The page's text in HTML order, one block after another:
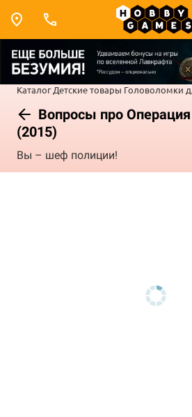
Каталог Детские товары Головоломки
Вопросы про
(2015)
Вы – шеф полиции!